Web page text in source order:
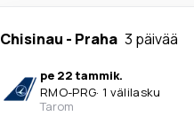
Chisinau - Praha 3 päivää
pe 22 tammik.
RMO-PRG· 1 välilasku
Tarom